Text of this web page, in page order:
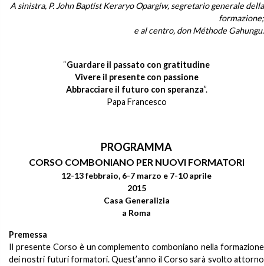
A sinistra, P. John Baptist Keraryo Opargiw, segretario generale della
formazione;
e al centro, don Méthode Gahungu.
“Guardare il passato con gratitudine
Vivere il presente con passione
Abbracciare il futuro con speranza”.
Papa Francesco
PROGRAMMA
CORSO COMBONIANO PER NUOVI FORMATORI
12-13 febbraio, 6-7 marzo e 7-10 aprile
2015
Casa Generalizia
a Roma
Premessa
Il presente Corso è un complemento comboniano nella formazione
dei nostri futuri formatori. Quest’anno il Corso sarà svolto attorno